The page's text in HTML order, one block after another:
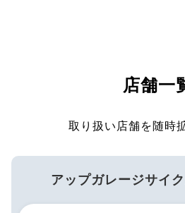
店舗一
取り扱い店舗を随時
アップガレージサイ